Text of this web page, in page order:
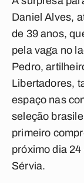
Daniel Alves,
de 39 anos,
pela vaga no
Pedro,
Libertadores,
espaço nas
seleção
primeiro
próximo dia
Sérvia.